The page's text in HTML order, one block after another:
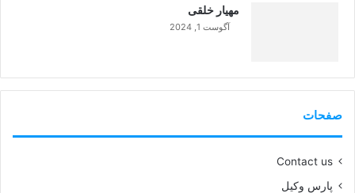
مهیار خلقی
آگوست 1, 2024
صفحات
Contact us
پارس وکیل